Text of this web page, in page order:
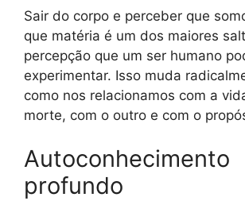
Sair do corpo e perceber que
que matéria é um dos maiores
percepção que um ser humano
experimentar. Isso muda
como nos relacionamos com a
morte, com o outro e com o
Autoconhecimento
profundo